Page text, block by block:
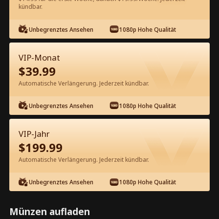
60 Jetzt entsperren
Kostenlos in der App ansehen
Episode 55 - Das gebrochene Ich hat
ihn wieder getroffen Kompletter
Film
1-50 51-65
55 56 57 58 59
kündbar.
Unbegrenztes Ansehen 1080p Hohe Qualität
VIP-Monat
$39.99
Automatische Verlängerung. Jederzeit kündbar.
Unbegrenztes Ansehen 1080p Hohe Qualität
VIP-Jahr
$199.99
Automatische Verlängerung. Jederzeit kündbar.
Unbegrenztes Ansehen 1080p Hohe Qualität
Münzen aufladen